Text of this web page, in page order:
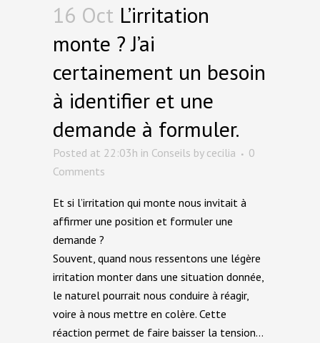
16 Oct L’irritation
monte ? J’ai
certainement un besoin
à identifier et une
demande à formuler.
Posted at 22:03h in Conseils by cecilia
0
Comments
Et si l’irritation qui monte nous invitait à
affirmer une position et formuler une
demande ?
Souvent, quand nous ressentons une légère
irritation monter dans une situation donnée,
le naturel pourrait nous conduire à réagir,
voire à nous mettre en colère. Cette
réaction permet de faire baisser la tension…